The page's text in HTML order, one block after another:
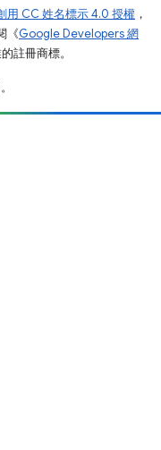
用 CC 姓名標示 4.0 授權 ，
《Google Developers 網
註冊商標。